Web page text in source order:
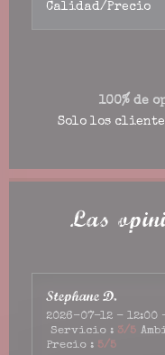
Las
StephaneD
2026-07-12 - 12:00
Servicio : 3/5
Precio : 5/5
Calidad/Precio
100% de
Solo los